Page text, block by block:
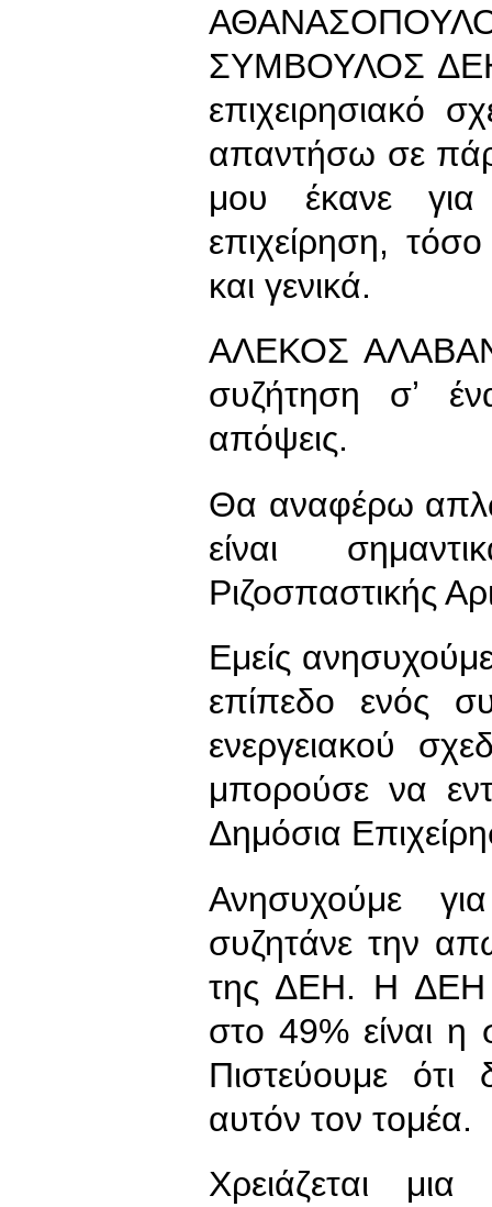
ΣΥΜΒΟΥΛΟΣ
επιχειρησιακό
απαντήσω σε
μου έκανε
επιχείρηση,
και γενικά.
ΑΛΕΚΟΣ
συζήτηση σʼ
απόψεις.
Θα αναφέρω
είναι
Ριζοσπαστικής
Εμείς
επίπεδο ενός
ενεργειακού
μπορούσε να
Δημόσια
Ανησυχούμε
συζητάνε την
της ΔΕΗ. Η ΔΕΗ
στο 49% είναι η
Πιστεύουμε
αυτόν τον τομέα.
Χρειάζεται